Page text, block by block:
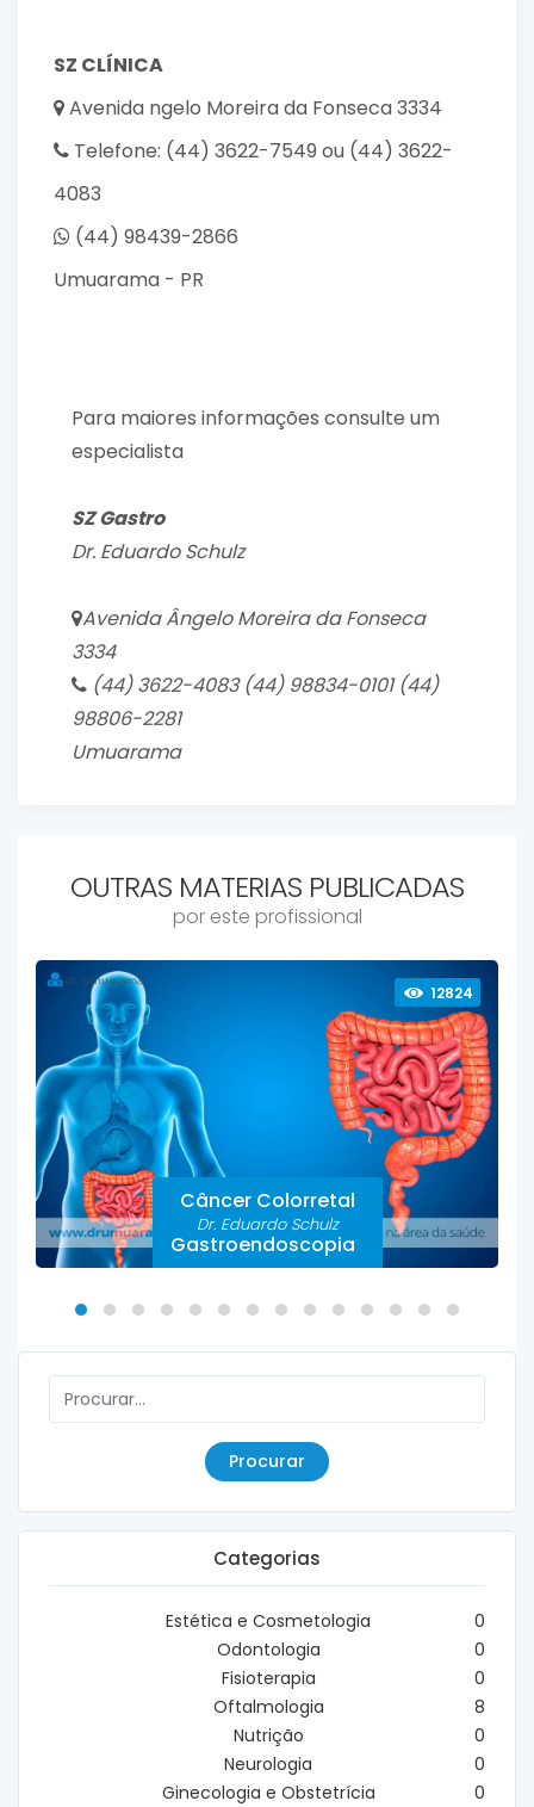
SZ CLÍ­NICA
Avenida ngelo Moreira da Fonseca 3334
Telefone: (44) 3622-7549 ou (44) 3622-
4083
(44) 98439-2866
Umuarama - PR
Para maiores informações consulte um
especialista
SZ Gastro
Dr. Eduardo Schulz
Avenida Ângelo Moreira da Fonseca
3334
(44) 3622-4083 (44) 98834-0101 (44)
98806-2281
Umuarama
OUTRAS MATERIAS PUBLICADAS
por este profissional
12824
Câncer Colorretal
Dr. Eduardo Schulz
Gastroendoscopia
Procurar
Categorias
Estética e Cosmetologia
0
Odontologia
0
Fisioterapia
0
Oftalmologia
8
Nutrição
0
Neurologia
0
Ginecologia e Obstetrícia
0